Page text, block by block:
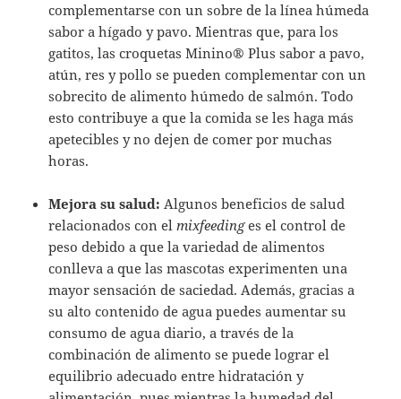
complementarse con un sobre de la línea húmeda
sabor a hígado y pavo. Mientras que, para los
gatitos, las croquetas Minino® Plus sabor a pavo,
atún, res y pollo se pueden complementar con un
sobrecito de alimento húmedo de salmón. Todo
esto contribuye a que la comida se les haga más
apetecibles y no dejen de comer por muchas
horas.
Mejora su salud:Algunos beneficios de salud
relacionados con elmixfeedinges el control de
peso debido a que la variedad de alimentos
conlleva a que las mascotas experimenten una
mayor sensación de saciedad. Además, gracias a
su alto contenido de agua puedes aumentar su
consumo de agua diario, a través de la
combinación de alimento se puede lograr el
equilibrio adecuado entre hidratación y